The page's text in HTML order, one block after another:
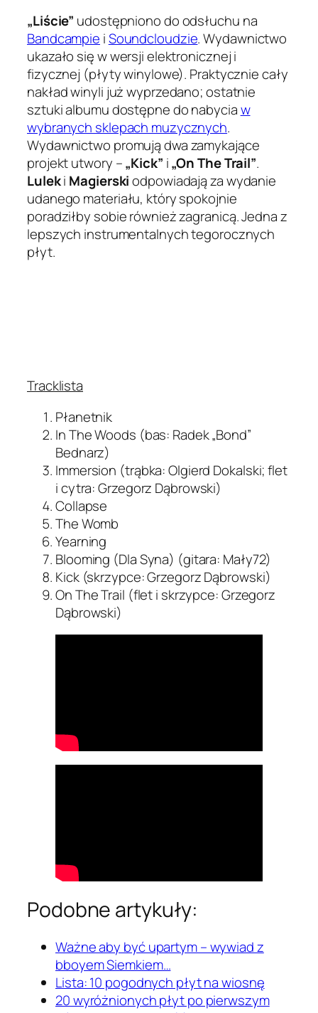
„Liście” udostępniono do odsłuchu na
Bandcampie iSoundcloudzie. Wydawnictwo
ukazało się w wersji elektronicznej i
fizycznej (płyty winylowe). Praktycznie cały
nakład winyli już wyprzedano; ostatnie
sztuki albumu dostępne do nabyciaw
wybranych sklepach muzycznych.
Wydawnictwo promują dwa zamykające
projekt utwory –„Kick” i„On The Trail”.
Luleki Magierskiodpowiadają za wydanie
udanego materiału, który spokojnie
poradziłby sobie również zagranicą. Jedna z
lepszych instrumentalnych tegorocznych
płyt.
Tracklista
Płanetnik
In The Woods (bas: Radek „Bond”
Bednarz)
Immersion (trąbka: Olgierd Dokalski; flet
i cytra: Grzegorz Dąbrowski)
Collapse
The Womb
Yearning
Blooming (Dla Syna) (gitara: Mały72)
Kick (skrzypce: Grzegorz Dąbrowski)
On The Trail (flet i skrzypce: Grzegorz
Dąbrowski)
Podobne artykuły:
Ważne aby być upartym – wywiad z
bboyem Siemkiem…
Lista: 10 pogodnych płyt na wiosnę
20 wyróżnionych płyt po pierwszym